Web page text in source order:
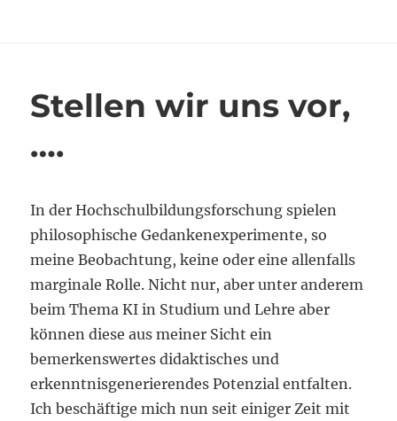
Stellen wir uns vor,
….
In der Hochschulbildungsforschung spielen
philosophische Gedankenexperimente, so
meine Beobachtung, keine oder eine allenfalls
marginale Rolle. Nicht nur, aber unter anderem
beim Thema KI in Studium und Lehre aber
können diese aus meiner Sicht ein
bemerkenswertes didaktisches und
erkenntnisgenerierendes Potenzial entfalten.
Ich beschäftige mich nun seit einiger Zeit mit